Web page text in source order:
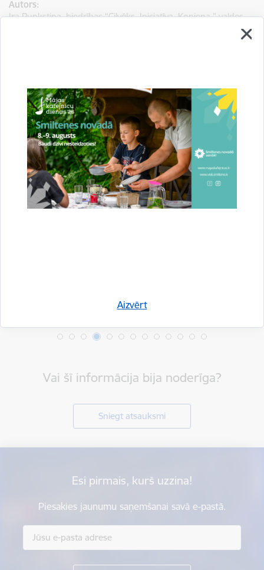
Aizvērt
Autors:
Ira Punkstiņa, biedrības “Cilvēks. Iniciatīva. Kopiena.” valdes
Aktualitātes: Attīstība Projekti Sabiedrība
Drukāt lapu
Dalīties
Vai šī informācija bija noderīga?
Sniegt atsauksmi
Esi pirmais, kurš uzzina!
Piesakies jaunumu saņemšanai savā e-pastā.